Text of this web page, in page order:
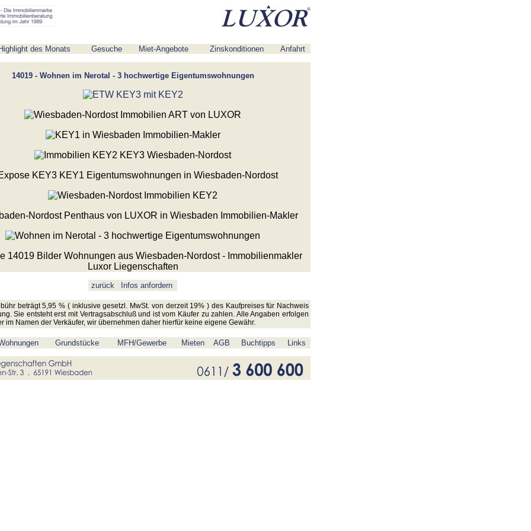
des Monats Gesuche Miet-Angebote Zinskonditionen Anfahrt
14019 - Wohnen im Nerotal - 3 hochwertige Eigentumswohnungen
zurück Infos anfordern
beträgt 5,95 % ( inklusive gesetzl. MwSt. von derzeit 19% ) des Kaufpreises für Nachweis
Sie entsteht erst mit Vertragsabschluß und ist vom Käufer zu zahlen. Alle Angaben erfolgen
im Namen der Verkäufer, wir übernehmen daher hierfür keine eigene Gewähr.
Grundstücke MFH/Gewerbe Mieten AGB Buchtipps Links